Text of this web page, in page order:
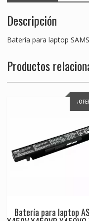
Descripción
Batería para laptop
Productos
Batería para laptop